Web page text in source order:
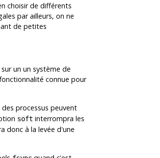
choisir de différents
par ailleurs, on ne
de petites
un un système de
connue pour
processus peuvent
soft interrompra les
donc à la levée d'une